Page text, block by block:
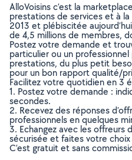
AlloVoisins c’est la
prestations de services et à
2013 et plébiscitée
de 4,5 millions de membres,
Postez votre demande et
particulier ou un
prestations, du plus petit
pour un bon rapport qualité/
Facilitez votre quotidien en 3
1. Postez votre demande :
secondes.
2. Recevez des réponses
professionnels en quelques
3. Echangez avec les offreurs
sécurisée et faites votre choix
C’est gratuit et sans